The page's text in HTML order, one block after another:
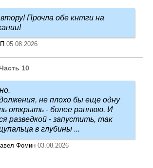
Прочла обе кнтги на
05.08.2026
10
не плохо бы еще одну
открыть - более раннюю. И
разведкой - запустить, так
в глубины ...
Фомин 03.08.2026